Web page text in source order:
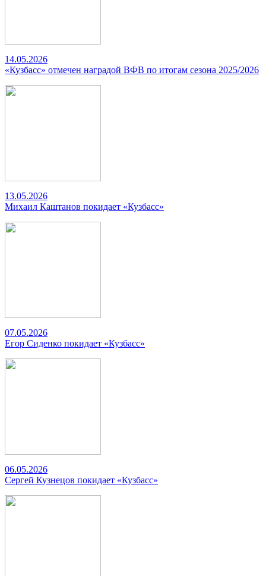
14.05.2026
«Кузбасс» отмечен наградой ВФВ по итогам сезона 2025/2026
13.05.2026
Михаил Каштанов покидает «Кузбасс»
07.05.2026
Егор Сиденко покидает «Кузбасс»
06.05.2026
Сергей Кузнецов покидает «Кузбасс»